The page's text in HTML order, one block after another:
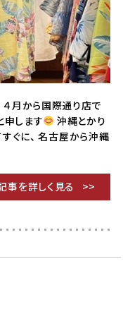
月から国際通り店で
申します
沖縄とかり
ぐに、 名古屋から沖縄
事を詳しく見る